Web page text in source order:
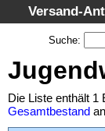
Versand-
Startseite
Suche
Kategorien
Schlagwörter
Suche:
Die Liste enthält 1
Gesamtbestand